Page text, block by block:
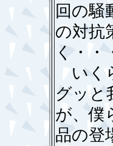
回の騒
の対抗
く・・
いく
グッと
が、僕
品の登